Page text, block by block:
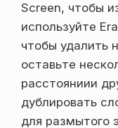
Screen, чтобы
используйте
чтобы удалить
оставьте
расстояниии
дублировать
для размытого